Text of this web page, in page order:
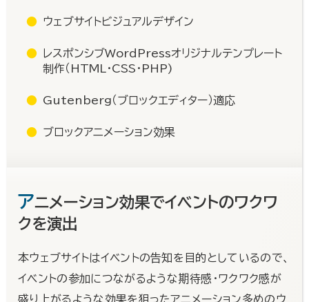
ウェブサイトビジュアルデザイン
レスポンシブWordPressオリジナルテンプレート
制作（HTML・CSS・PHP)
Gutenberg（ブロックエディター）適応
ブロックアニメーション効果
アニメーション効果でイベントのワクワ
クを演出
本ウェブサイトはイベントの告知を目的としているので、
イベントの参加につながるような期待感・ワクワク感が
盛り上がるような効果を狙ったアニメーション多めのウ